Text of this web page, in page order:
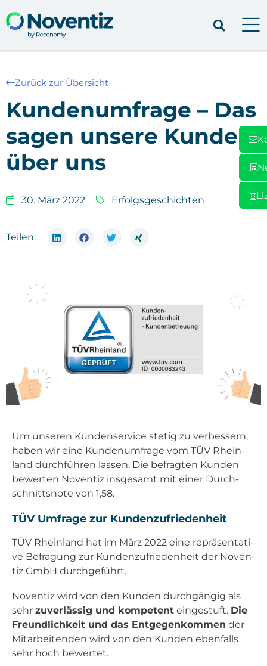
Zurück zur Übersicht
Kun­den­um­fra­ge – Das
sagen unse­re Kun­den
über uns
30. März 2022 Erfolgsgeschichten
Teilen:
Um unse­ren Kun­den­ser­vice ste­tig zu ver­bes­sern,
haben wir eine Kun­den­um­fra­ge vom TÜV Rhein­
land durch­füh­ren las­sen. Die befrag­ten Kun­den
bewer­ten Noven­tiz ins­ge­samt mit einer Durch­
schnitts­no­te von 1,58.
TÜV Umfra­ge zur Kun­den­zu­frie­den­heit
TÜV Rhein­land hat im März 2022 eine reprä­sen­ta­ti­
ve Befra­gung zur Kun­den­zu­frie­den­heit der Noven­
tiz GmbH durch­ge­führt.
Noven­tiz wird von den Kun­den durch­gän­gig als
sehr zuver­läs­sig und kom­pe­tent ein­ge­stuft. Die
Freund­lich­keit und das Ent­ge­gen­kom­men der
Mit­ar­bei­ten­den wird von den Kun­den eben­falls
sehr hoch bewer­tet.